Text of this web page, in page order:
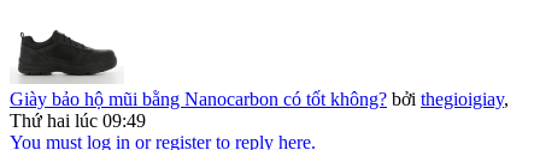
Giày bảo hộ mũi bằng Nanocarbon có tốt không? bởi thegioigiay,
Thứ hai lúc 09:49
You must log in or register to reply here.